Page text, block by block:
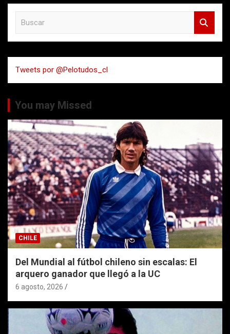
a
r
Tweets por @Pelotudos_cl
You may Missed
CHILE
Del Mundial al fútbol chileno sin escalas: El
arquero ganador que llegó a la UC
6 agosto, 2026